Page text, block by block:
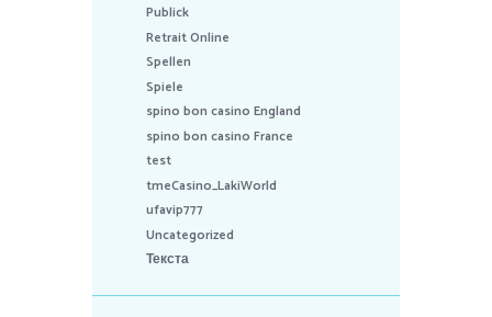
Publick
Retrait Online
Spellen
Spiele
spino bon casino England
spino bon casino France
test
tmeCasino_LakiWorld
ufavip777
Uncategorized
Текста